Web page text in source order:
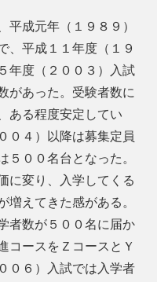
平成元年（１９８９）
、平成１１年度（１９
年度（２００３）入試
があった。受験者数に
ある程度安定してい
０４）以降は募集定員
５００名台となった。
に変り、入学してくる
増えてきた感がある。
者数が５００名に届か
コースをＺコースとＹ
０６）入試では入学者